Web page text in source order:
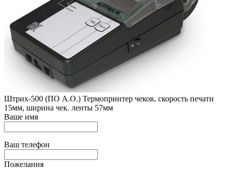
Штрих-500 (ПО А.О.) Термопринтер чеков, скорость печати
15мм, ширина чек. ленты 57мм
Ваше имя
Ваш телефон
Пожелания